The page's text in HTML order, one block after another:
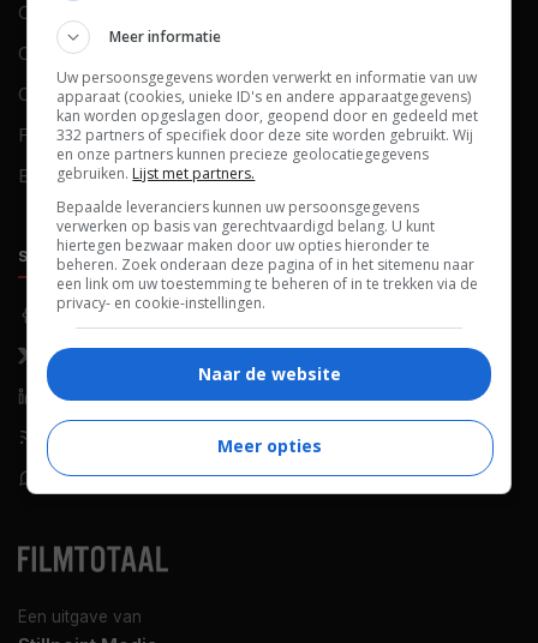
Een uitgave van
Contact
Over ons
Colofon
FAQ
Blog
Cookies
Cookievoorkeuren
SOCIALS
Facebook
X (Twitter)
LinkedIn
RSS-feed
WhatsApp
ONTDEKKEN
Nieuws
Netflix
Films op tv
Bioscoop
Meer informatie
Uw persoonsgegevens worden verwerkt en informatie van uw
apparaat (cookies, unieke ID's en andere apparaatgegevens)
kan worden opgeslagen door, geopend door en gedeeld met
332 partners of specifiek door deze site worden gebruikt. Wij
en onze partners kunnen precieze geolocatiegegevens
gebruiken. Lijst met partners.
Bepaalde leveranciers kunnen uw persoonsgegevens
verwerken op basis van gerechtvaardigd belang. U kunt
hiertegen bezwaar maken door uw opties hieronder te
beheren. Zoek onderaan deze pagina of in het sitemenu naar
een link om uw toestemming te beheren of in te trekken via de
privacy- en cookie-instellingen.
Naar de website
Meer opties